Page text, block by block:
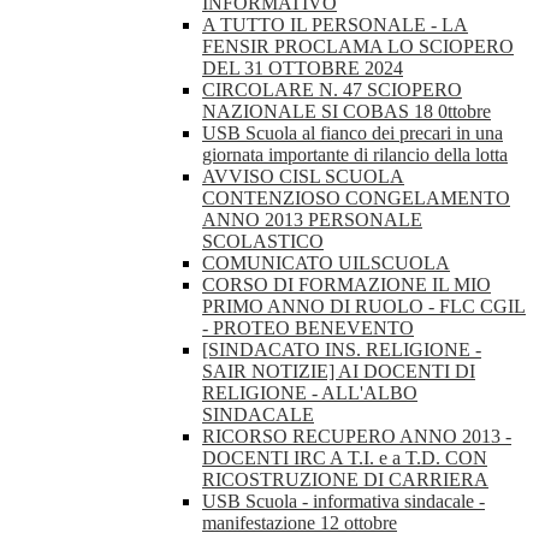
A TUTTO IL PERSONALE - LA
FENSIR PROCLAMA LO SCIOPERO
DEL 31 OTTOBRE 2024
CIRCOLARE N. 47 SCIOPERO
NAZIONALE SI COBAS 18 0ttobre
USB Scuola al fianco dei precari in una
giornata importante di rilancio della lotta
AVVISO CISL SCUOLA
CONTENZIOSO CONGELAMENTO
ANNO 2013 PERSONALE
SCOLASTICO
COMUNICATO UILSCUOLA
CORSO DI FORMAZIONE IL MIO
PRIMO ANNO DI RUOLO - FLC CGIL
- PROTEO BENEVENTO
[SINDACATO INS. RELIGIONE -
SAIR NOTIZIE] AI DOCENTI DI
RELIGIONE - ALL'ALBO
SINDACALE
RICORSO RECUPERO ANNO 2013 -
DOCENTI IRC A T.I. e a T.D. CON
RICOSTRUZIONE DI CARRIERA
USB Scuola - informativa sindacale -
manifestazione 12 ottobre